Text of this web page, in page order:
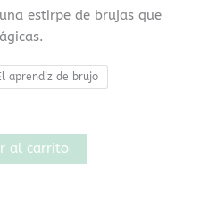
estirpe de brujas que
aprendiz de brujo
al carrito